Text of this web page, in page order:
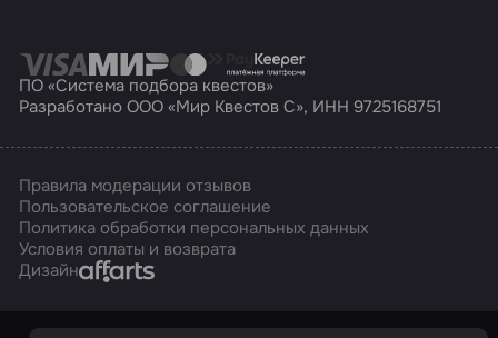
ПО «Система подбора квестов»
Разработано ООО «Мир Квестов С», ИНН 9725168751
Правила модерации отзывов
Пользовательское соглашение
Политика обработки персональных данных
Условия оплаты и возврата
ДизайнAffarts